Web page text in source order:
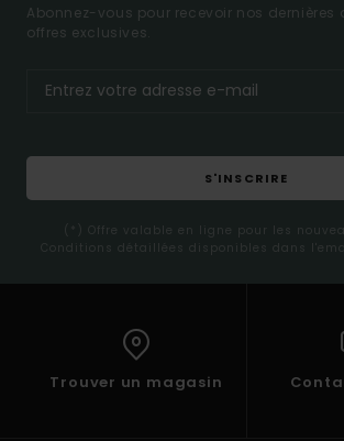
Abonnez-vous pour recevoir nos dernières
offres exclusives.
S'INSCRIRE
(*) Offre valable en ligne pour les
Conditions détaillées disponibles dans
Trouver un magasin